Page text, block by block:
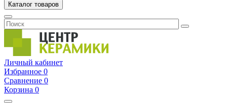
Каталог товаров
Личный кабинет
Избранное 0
Сравнение 0
Корзина 0